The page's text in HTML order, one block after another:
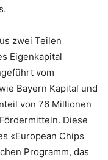
zwei Teilen
Eigenkapital
vom
Bayern Kapital und
von 76 Millionen
Diese
«European Chips
Programm, das